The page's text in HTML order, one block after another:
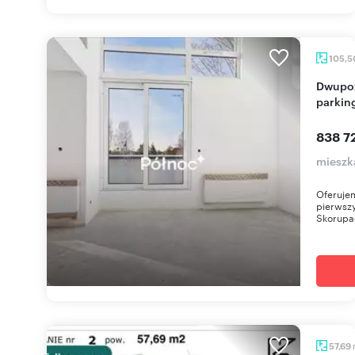
Dwupoziomowy apartament 105m2 z tarasem i
838
57,69